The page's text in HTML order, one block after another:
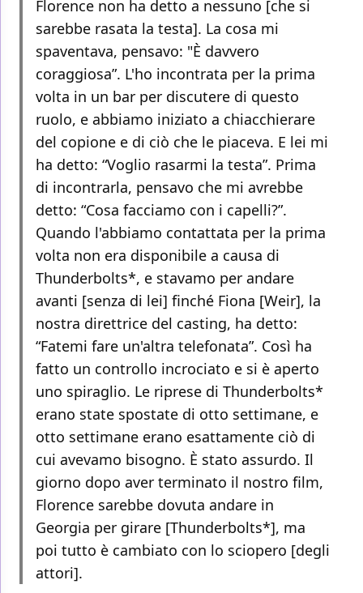
Florence non ha detto a nessuno [che si
sarebbe rasata la testa]. La cosa mi
spaventava, pensavo: "È davvero
coraggiosa”. L'ho incontrata per la prima
volta in un bar per discutere di questo
ruolo, e abbiamo iniziato a chiacchierare
del copione e di ciò che le piaceva. E lei mi
ha detto: “Voglio rasarmi la testa”. Prima
di incontrarla, pensavo che mi avrebbe
detto: “Cosa facciamo con i capelli?”.
Quando l'abbiamo contattata per la prima
volta non era disponibile a causa di
Thunderbolts*, e stavamo per andare
avanti [senza di lei] finché Fiona [Weir], la
nostra direttrice del casting, ha detto:
“Fatemi fare un'altra telefonata”. Così ha
fatto un controllo incrociato e si è aperto
uno spiraglio. Le riprese di Thunderbolts*
erano state spostate di otto settimane, e
otto settimane erano esattamente ciò di
cui avevamo bisogno. È stato assurdo. Il
giorno dopo aver terminato il nostro film,
Florence sarebbe dovuta andare in
Georgia per girare [Thunderbolts*], ma
poi tutto è cambiato con lo sciopero [degli
attori].